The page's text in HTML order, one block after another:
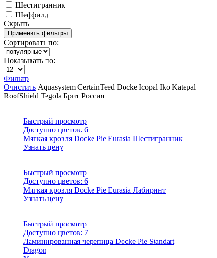
Шестигранник
Шеффилд
Скрыть
Сортировать по:
Показывать по:
Фильтр
Очистить Aquasystem CertainTeed Docke Icopal Iko Katepal
RoofShield Tegola Брит Россия
Быстрый просмотр
Доступно цветов: 6
Мягкая кровля Docke Pie Eurasia Шестигранник
Узнать цену
Быстрый просмотр
Доступно цветов: 6
Мягкая кровля Docke Pie Eurasia Лабиринт
Узнать цену
Быстрый просмотр
Доступно цветов: 7
Ламинированная черепица Docke Pie Standart
Dragon